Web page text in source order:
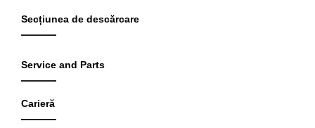
Secțiunea de descărcare
Service and Parts
Carieră